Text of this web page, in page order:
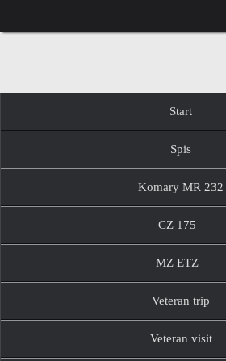
do
treści
Start
Spis
Komary MR 232
CZ 175
MZ ETZ
Veteran trip
Veteran visit